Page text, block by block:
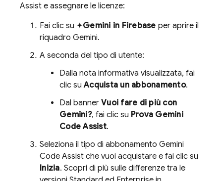
Assist e assegnare le licenze:
Fai clic su ✦Gemini in Firebase per aprire il
riquadro Gemini.
A seconda del tipo di utente:
Dalla nota informativa visualizzata, fai
clic suAcquista un abbonamento.
Dal banner Vuoi fare di più con
Gemini?, fai clic su Prova Gemini
Code Assist.
Seleziona il tipo di abbonamento Gemini
Code Assist che vuoi acquistare e fai clic su
Inizia. Scopri di più sulle differenze tra le